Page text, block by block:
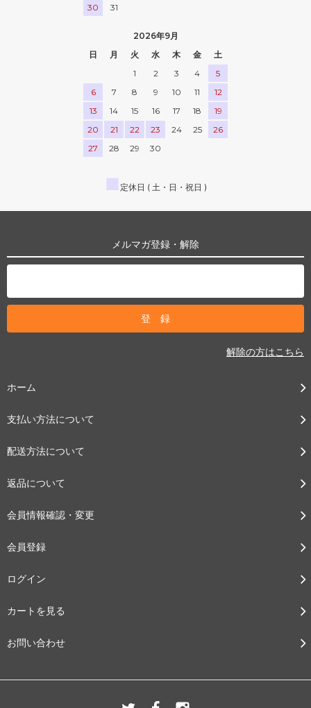
30
31
2026年9月
日
月 火 水 木 金
土
1
2 3 4
5
6
7 8 9 10 11
12
13
14 15 16 17 18
19
20
21 22 23 24 25
26
27
28 29 30
■ 定休日 ( 土・日・祝日 )
メルマガ登録・解除
解除の方はこちら
ホーム
支払い方法について
配送方法について
返品について
会員情報確認・変更
会員登録
ログイン
カートを見る
お問い合わせ